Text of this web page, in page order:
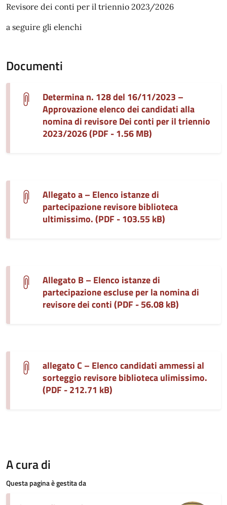
Revisore dei conti per il triennio 2023/2026
a seguire gli elenchi
Documenti
Determina n. 128 del 16/11/2023 –
Approvazione elenco dei candidati alla
nomina di revisore Dei conti per il triennio
2023/2026 (PDF - 1.56 MB)
Allegato a – Elenco istanze di
partecipazione revisore biblioteca
ultimissimo. (PDF - 103.55 kB)
Allegato B – Elenco istanze di
partecipazione escluse per la nomina di
revisore dei conti (PDF - 56.08 kB)
allegato C – Elenco candidati ammessi al
sorteggio revisore biblioteca ulimissimo.
(PDF - 212.71 kB)
A cura di
Questa pagina è gestita da